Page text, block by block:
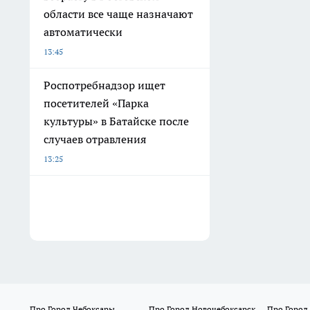
области все чаще назначают
автоматически
13:45
Роспотребнадзор ищет
посетителей «Парка
культуры» в Батайске после
случаев отравления
13:25